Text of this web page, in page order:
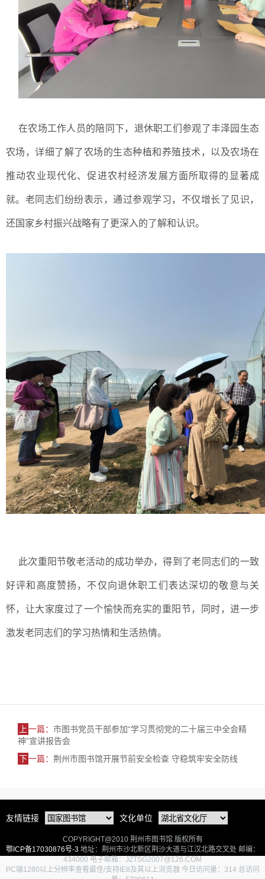
在农场工作人员的陪同下，退休职工们参观了丰泽园生态
农场，详细了解了农场的生态种植和养殖技术，以及农场在
推动农业现代化、促进农村经济发展方面所取得的显著成
就。老同志们纷纷表示，通过参观学习，不仅增长了见识，
还国家乡村振兴战略有了更深入的了解和认识。
此次重阳节敬老活动的成功举办，得到了老同志们的一致
好评和高度赞扬，不仅向退休职工们表达深切的敬意与关
怀，让大家度过了一个愉快而充实的重阳节，同时，进一步
激发老同志们的学习热情和生活热情。
上一篇： 市图书党员干部参加“学习贯彻党的二十届三中全会精
神”宣讲报告会
下一篇： 荆州市图书馆开展节前安全检查 守稳筑牢安全防线
友情链接 文化单位
COPYRIGHT@2010 荆州市图书馆 版权所有
鄂ICP备17030876号-3地址：荆州市沙北新区荆沙大道与江汉北路交叉处 邮编：
434000 电子邮箱：JZTSG2007@126.COM
PC端1280以上分辨率查看最佳/支持IE8及其以上浏览器 今日访问量：314 总访问